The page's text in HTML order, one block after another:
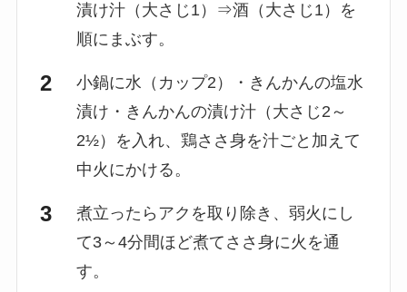
漬け汁（大さじ1）⇒酒（大さじ1）を
順にまぶす。
小鍋に水（カップ2）・きんかんの塩水
漬け・きんかんの漬け汁（大さじ2～
2½）を入れ、鶏ささ身を汁ごと加えて
中火にかける。
煮立ったらアクを取り除き、弱火にし
て3～4分間ほど煮てささ身に火を通
す。